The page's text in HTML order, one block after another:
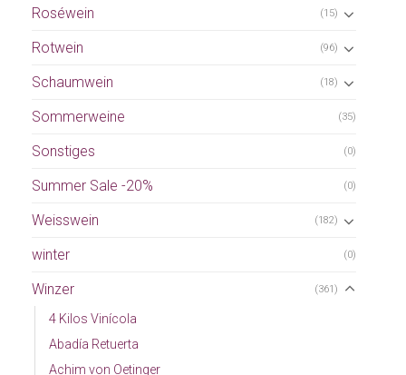
Roséwein (15)
Rotwein (96)
Schaumwein (18)
Sommerweine (35)
Sonstiges (0)
Summer Sale -20% (0)
Weisswein (182)
winter (0)
Winzer (361)
4 Kilos Vinícola
Abadía Retuerta
Achim von Oetinger